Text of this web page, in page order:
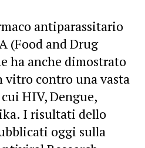
antiparassitario
(Food and Drug
ha anche dimostrato
vitro contro una vasta
HIV, Dengue,
I risultati dello
oggi sulla